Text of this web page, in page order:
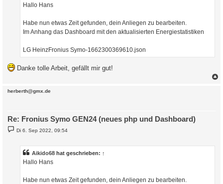
Hallo Hans
Habe nun etwas Zeit gefunden, dein Anliegen zu bearbeiten.
Im Anhang das Dashboard mit den aktualisierten Energiestatistiken
LG HeinzFronius Symo-1662300369610.json
Danke tolle Arbeit, gefällt mir gut!
herberth@gmx.de
Re: Fronius Symo GEN24 (neues php und Dashboard)
BDi 6. Sep 2022, 09:54
Aikido68 hat geschrieben: ↑
Hallo Hans
Habe nun etwas Zeit gefunden, dein Anliegen zu bearbeiten.